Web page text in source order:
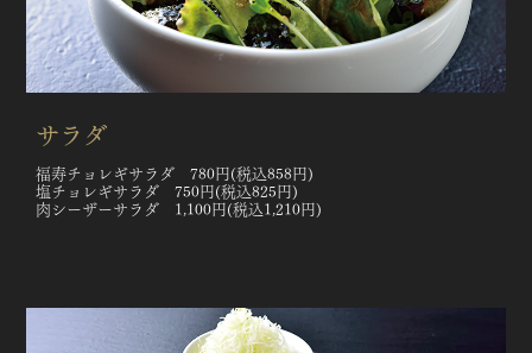
サラダ
福寿チョレギサラダ 780円(税込858円)
塩チョレギサラダ 750円(税込825円)
肉シーザーサラダ 1,100円(税込1,210円)